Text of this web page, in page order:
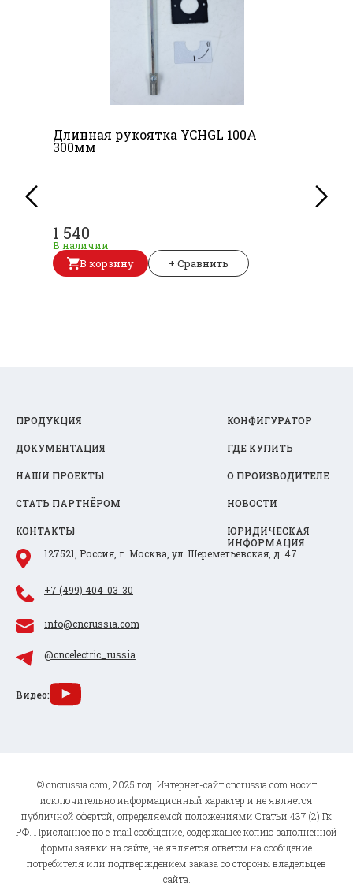
Длинная рукоятка YCHGL 100A
300мм
1 540
В наличии
В корзину + Сравнить
ПРОДУКЦИЯ КОНФИГУРАТОР
ДОКУМЕНТАЦИЯ ГДЕ КУПИТЬ
НАШИ ПРОЕКТЫ О ПРОИЗВОДИТЕЛЕ
СТАТЬ ПАРТНЁРОМ НОВОСТИ
КОНТАКТЫ
ЮРИДИЧЕСКАЯ
ИНФОРМАЦИЯ
127521, Россия, г. Москва, ул. Шереметьевская, д. 47
+7 (499) 404-03-30
info@cncrussia.com
@cncelectric_russia
Видео:
© cncrussia.com, 2025 год. Интернет-сайт cncrussia.com носит
исключительно информационный характер и не является
публичной офертой, определяемой положениями Статьи 437 (2) Гк
РФ. Присланное по e-mail сообщение, содержащее копию заполненной
формы заявки на сайте, не является ответом на сообщение
потребителя или подтверждением заказа со стороны владельцев
сайта.